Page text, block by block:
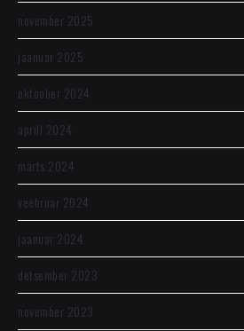
november 2025
jaanuar 2025
oktoober 2024
aprill 2024
märts 2024
veebruar 2024
jaanuar 2024
detsember 2023
november 2023